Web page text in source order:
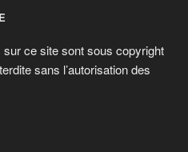
ce site sont sous copyright
sans l’autorisation des